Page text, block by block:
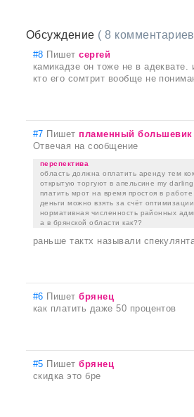
Обсуждение ( 8
#8 Пишетсергей
камикадзе он тоже не в адеквате.
кто его сомтрит вообще не
#7 Пишет пламенный большевик
Отвечая на сообщение
перспектива
область должна оплатить аренду тем
открытую торгуют в апельсине my
платить мрот на время простоя в
деньги можно взять за счёт
нормативная численность районных
а в брянской области как??
раньше тактх называли
#6 Пишетбрянец
как платить даже 50 процентов
#5 Пишетбрянец
скидка это бре